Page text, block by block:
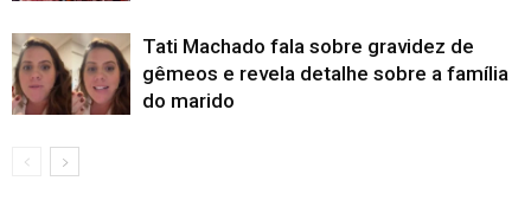
Tati Machado fala sobre gravidez de
gêmeos e revela detalhe sobre a família
do marido